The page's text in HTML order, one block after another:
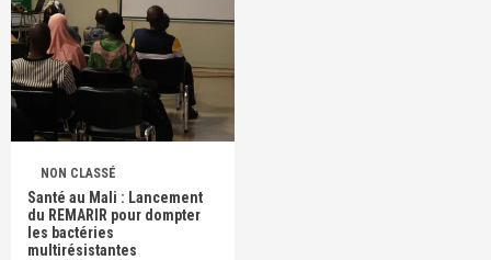
NON CLASSÉ
Santé au Mali : Lancement
du REMARIR pour dompter
les bactéries
multirésistantes